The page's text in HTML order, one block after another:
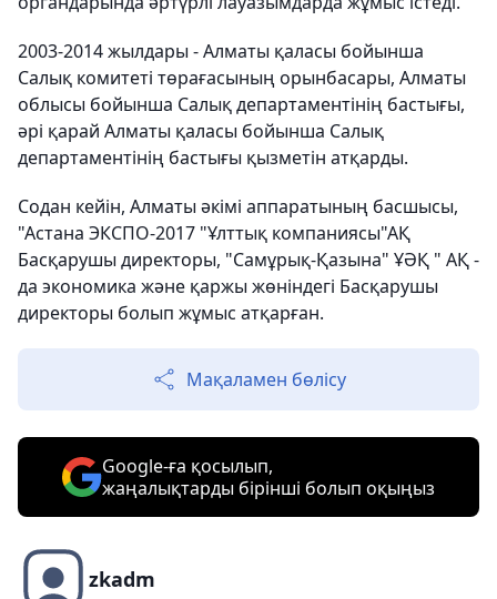
2003-2014 жылдары - Алматы қаласы бойынша
Салық комитеті төрағасының орынбасары, Алматы
облысы бойынша Салық департаментінің бастығы,
әрі қарай Алматы қаласы бойынша Салық
департаментінің бастығы қызметін атқарды.
Содан кейін, Алматы әкімі аппаратының басшысы,
"Астана ЭКСПО-2017 "Ұлттық компаниясы"АҚ
Басқарушы директоры, "Самұрық-Қазына" ҰӘҚ " АҚ -
да экономика және қаржы жөніндегі Басқарушы
директоры болып жұмыс атқарған.
Мақаламен бөлісу
Google-ға қосылып,
жаңалықтарды бірінші болып оқыңыз
zkadm